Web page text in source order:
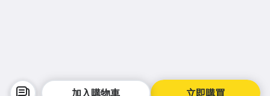
立即購買
加入購物車